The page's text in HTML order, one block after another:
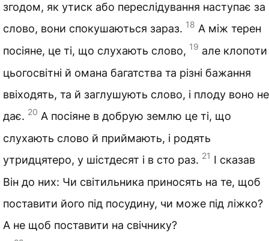
згодом, як утиск або переслідування наступає за
слово, вони спокушаються зараз. 18 А між терен
посіяне, це ті, що слухають слово, 19 але клопоти
цьогосвітні й омана багатства та різні бажання
ввіходять, та й заглушують слово, і плоду воно не
дає. 20 А посіяне в добрую землю це ті, що
слухають слово й приймають, і родять
утридцятеро, у шістдесят і в сто раз. 21 І сказав
Він до них: Чи світильника приносять на те, щоб
поставити його під посудину, чи може під ліжко?
А не щоб поставити на свічнику?